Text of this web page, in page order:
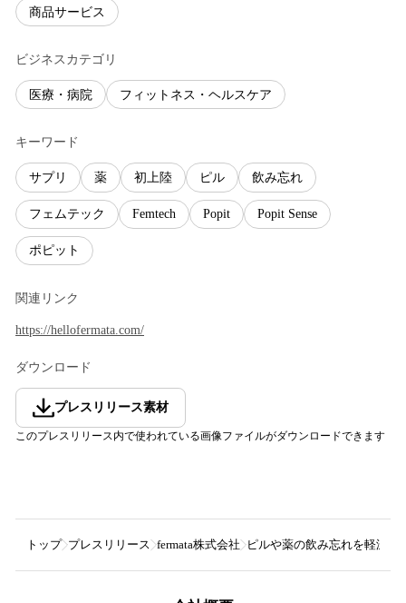
商品サービス
ビジネスカテゴリ
医療・病院 フィットネス・ヘルスケア
キーワード
サプリ 薬 初上陸 ピル 飲み忘れ
フェムテック Femtech Popit Popit Sense
ポピット
関連リンク
https://hellofermata.com/
ダウンロード
プレスリリース素材
このプレスリリース内で使われている画像ファイルがダウンロードできます
トップ プレスリリース fermata株式会社 ピルや薬の飲み忘れを軽減